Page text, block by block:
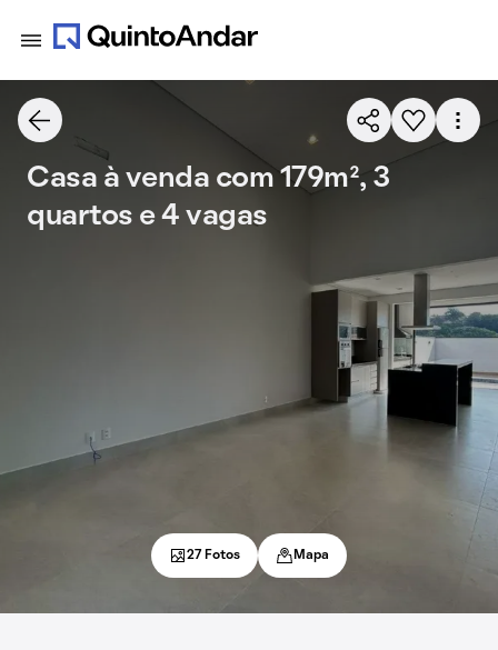
Casa à venda com 179m², 3
quartos e 4 vagas
27 Fotos Mapa